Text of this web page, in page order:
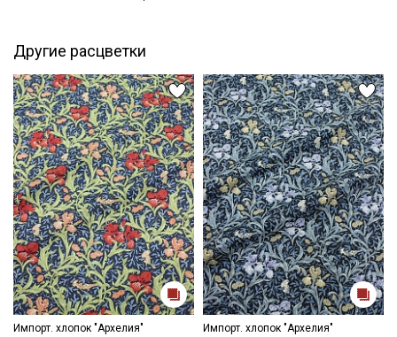
Другие расцветки
Импорт. хлопок "Архелия"
Импорт. хлопок "Архелия"
Секретная рассылка от Купава
Мы публикуем здесь дополнительные
промокоды и скидки до 30% на узкие
категории тканей
Электронная почта